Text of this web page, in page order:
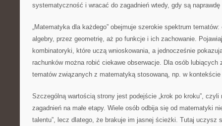
systematyczność i wracać do zagadnień wtedy, gdy są naprawdę
„Matematyka dla każdego” obejmuje szerokie spektrum
algebry, przez geometrię, aż po funkcje i ich zachowanie.
kombinatoryki, które uczą wnioskowania, a jednocześnie
rachunków można robić ciekawe obserwacje. Dla osób lubiących
tematów związanych z matematyką stosowaną, np. w
Szczególną wartością strony jest podejście „krok po kroku”,
zagadnień na małe etapy. Wiele osób odbija się od matematyki
talentu”, lecz dlatego, że brakuje im jasnej ścieżki. Tutaj uczysz